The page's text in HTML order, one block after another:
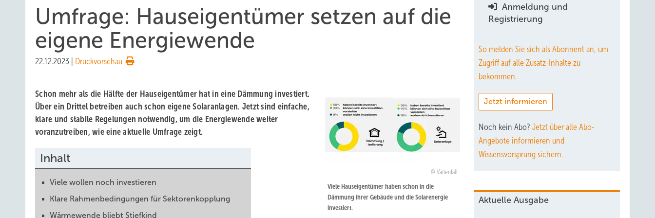
Umfrage: Hauseigentümer setzen auf die
eigene Energiewende
22.12.2023 Druckvorschau
Vattenfall
Viele Hauseigentümer haben schon in die
Dämmung ihrer Gebäude und die Solarenergie
investiert.
Schon mehr als die Hälfte der Hauseigentümer hat in eine Dämmung investiert.
Über ein Drittel betreiben auch schon eigene Solaranlagen. Jetzt sind einfache,
klare und stabile Regelungen notwendig, um die Energiewende weiter
voranzutreiben, wie eine aktuelle Umfrage zeigt.
Inhalt
Viele wollen noch investieren
Klare Rahmenbedingungen für Sektorenkopplung
Wärmewende bliebt Stiefkind
Anmeldung und
Registrierung
So melden Sie sich als Abonnent an, um
Zugriff auf alle Zusatz-Inhalte zu
bekommen.
Jetzt informieren
Noch kein Abo? Jetzt über alle Abo-
Angebote informieren und
Wissensvorsprung sichern.
Aktuelle Ausgabe